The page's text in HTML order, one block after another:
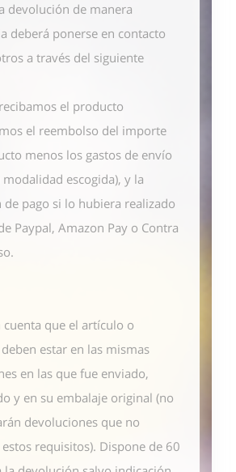
devolución de manera
deberá ponerse en contacto
a través del siguiente
el producto
el reembolso del importe
menos los gastos de envío
modalidad escogida), y la
de pago si lo hubiera realizado
Paypal, Amazon Pay o Contra
cuenta que el artículo o
estar en las mismas
en las que fue enviado,
y en su embalaje original (no
devoluciones que no
requisitos). Dispone de 60